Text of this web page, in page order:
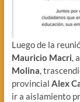
Luego de la
Mauricio Macri,
Molina,
provincial Alex
ir a aislamiento